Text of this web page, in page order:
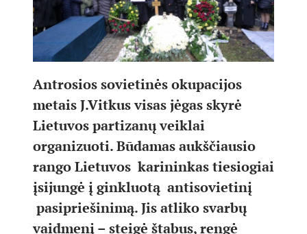
Antrosios sovietinės okupacijos
metais J.Vitkus visas jėgas skyrė
Lietuvos partizanų veiklai
organizuoti. Būdamas aukščiausio
rango Lietuvos karininkas tiesiogiai
įsijungė į ginkluotą antisovietinį
pasipriešinimą. Jis atliko svarbų
vaidmenį – steigė štabus, rengė